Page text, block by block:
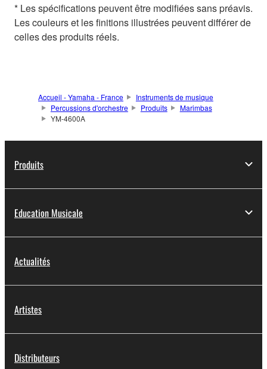
* Les spécifications peuvent être modifiées sans préavis.
Les couleurs et les finitions illustrées peuvent différer de
celles des produits réels.
Accueil - Yamaha - France
Instruments de musique
Percussions d'orchestre
Produits
Marimbas
YM-4600A
Produits
Education Musicale
Actualités
Artistes
Distributeurs